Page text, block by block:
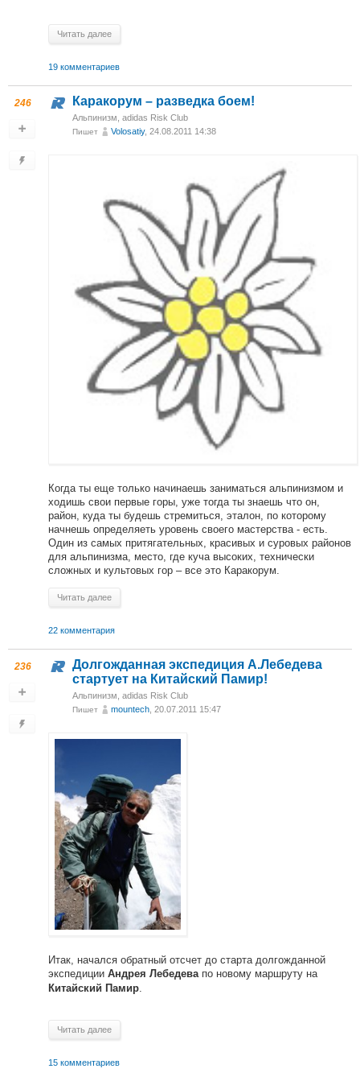
Читать далее
19 комментариев
246 Каракорум – разведка боем!
Альпинизм adidas Risk Club
Пишет Volosatiy, 24.08.2011 14:38
Когда ты еще только начинаешь заниматься альпинизмом и
ходишь свои первые горы, уже тогда ты знаешь что он,
район, куда ты будешь стремиться, эталон, по которому
начнешь определяеть уровень своего мастерства - есть.
Один из самых притягательных, красивых и суровых районов
для альпинизма, место, где куча высоких, технически
сложных и культовых гор – все это Каракорум.
Читать далее
22 комментария
236
Долгожданная экспедиция А.Лебедева
стартует на Китайский Памир!
Альпинизм, adidas Risk Club
Пишет mountech, 20.07.2011 15:47
Итак, начался обратный отсчет до старта долгожданной
экспедиции Андрея Лебедева по новому маршруту на
Китайский Памир
Читать далее
15 комментариев